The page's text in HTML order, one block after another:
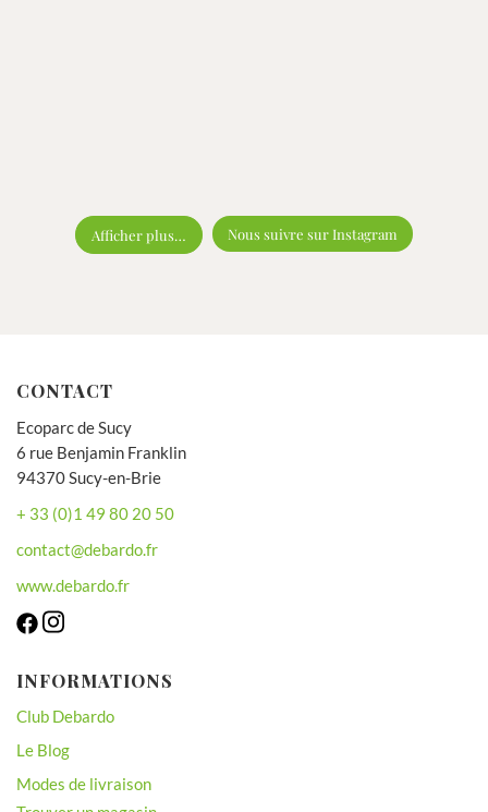
Afficher plus… Nous suivre sur Instagram
CONTACT
Ecoparc de Sucy
6 rue Benjamin Franklin
94370 Sucy-en-Brie
+ 33 (0)1 49 80 20 50
contact@debardo.fr
www.debardo.fr
INFORMATIONS
Club Debardo
Le Blog
Modes de livraison